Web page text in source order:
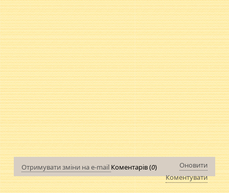
Отримувати зміни на e-mail Коментарів (0)
Оновити
Коментувати